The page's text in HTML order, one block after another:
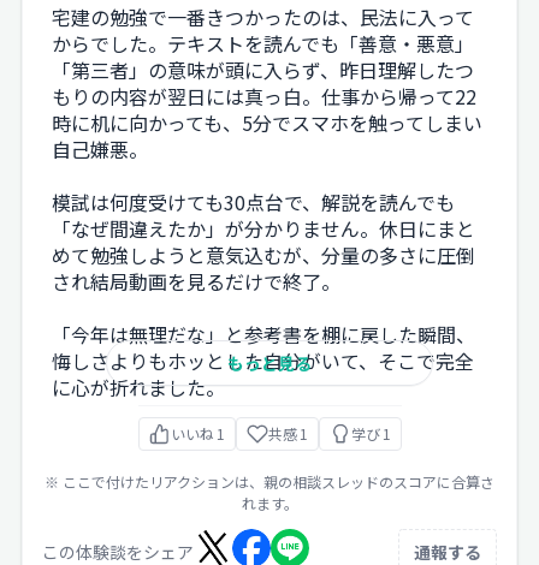
宅建の勉強で一番きつかったのは、民法に入って
からでした。テキストを読んでも「善意・悪意」
「第三者」の意味が頭に入らず、昨日理解したつ
もりの内容が翌日には真っ白。仕事から帰って22
時に机に向かっても、5分でスマホを触ってしまい
自己嫌悪。
模試は何度受けても30点台で、解説を読んでも
「なぜ間違えたか」が分かりません。休日にまと
めて勉強しようと意気込むが、分量の多さに圧倒
され結局動画を見るだけで終了。
「今年は無理だな」と参考書を棚に戻した瞬間、
悔しさよりもホッとした自分がいて、そこで完全
に心が折れました。
もっと見る
いいね 1 共感 1 学び 1
※ ここで付けたリアクションは、親の相談スレッドのスコアに合算さ
れます。
この体験談をシェア 通報する